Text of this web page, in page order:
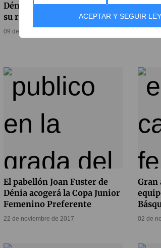
ACEPTAR Y SEGUIR
Dénia Básquet ya conocen a
su rivales en la segunda fase
09 de enero de 2018
la
El pabellón Joan Fuster de
Dénia acogerá la Copa Junior
Femenino Preferente
22 de noviembre de 2017
Gran
02 de